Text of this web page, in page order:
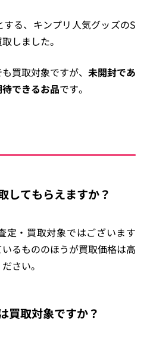
る、キンプリ人気グッズのS
しました。
買取対象ですが、 未開封であ
できるお品です。
してもらえますか？
定・買取対象ではございます
るもののほうが買取価格は高
さい。
買取対象ですか？